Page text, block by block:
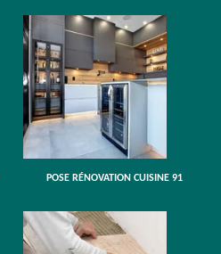
POSE RÉNOVATION CUISINE 91